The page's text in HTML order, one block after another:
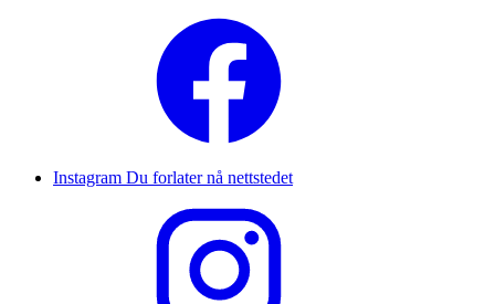
Instagram Du forlater nå nettstedet